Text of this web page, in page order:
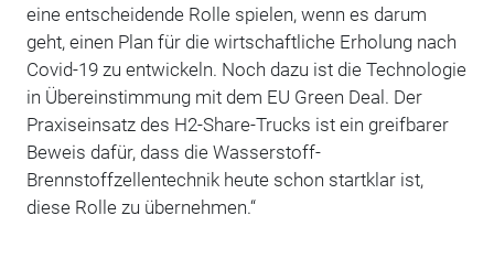
eine entscheidende Rolle spielen, wenn es darum
geht, einen Plan für die wirtschaftliche Erholung nach
Covid-19 zu entwickeln. Noch dazu ist die Technologie
in Übereinstimmung mit dem EU Green Deal. Der
Praxiseinsatz des H2-Share-Trucks ist ein greifbarer
Beweis dafür, dass die Wasserstoff-
Brennstoffzellentechnik heute schon startklar ist,
diese Rolle zu übernehmen.“